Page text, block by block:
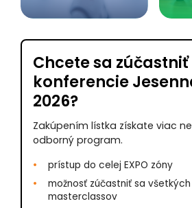
Chcete sa zúčastniť
konferencie
2026?
Zakúpením lístka získate viac
odborný program.
prístup do celej EXPO zóny
možnosť zúčastniť sa
masterclassov